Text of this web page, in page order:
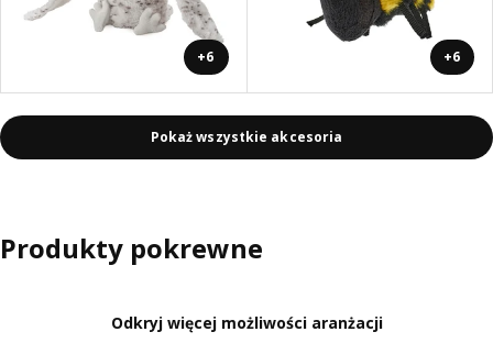
+6 +6
Pokaż wszystkie akcesoria
Produkty pokrewne
Odkryj więcej możliwości aranżacji